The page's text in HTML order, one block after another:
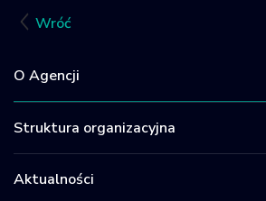
Wróć
O Agencji
Struktura organizacyjna
Aktualności